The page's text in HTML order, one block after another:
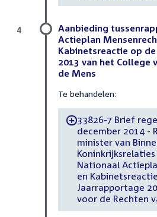
Aanbieding
Actieplan
Kabinetsreactie op
2013 van het College
de Mens
Te behandelen:
-33826-7 Brief
december 2014 -
minister van
Nationaal
en
Jaarrapportage
voor de Rechten
4